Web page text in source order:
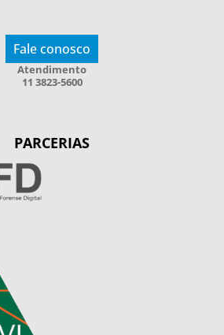
Fale conosco
Atendimento
11 3823-5600
PARCERIAS